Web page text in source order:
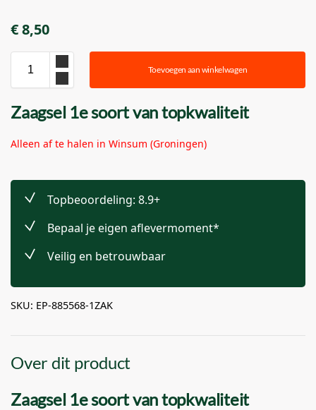
€8,50
Toevoegen aan winkelwagen
Zaagsel 1e soort van topkwaliteit
Alleen af te halen in Winsum (Groningen)
Topbeoordeling: 8.9+
Bepaal je eigen aflevermoment*
Veilig en betrouwbaar
SKU: EP-885568-1ZAK
Over dit product
Zaagsel 1e soort van topkwaliteit